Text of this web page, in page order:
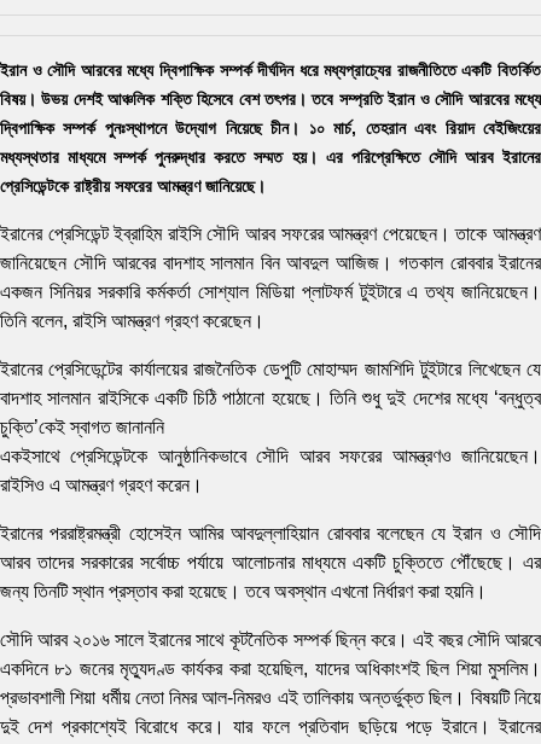
ইরান ও সৌদি আরবের মধ্যে দ্বিপাক্ষিক সম্পর্ক দীর্ঘদিন ধরে মধ্যপ্রাচ্যের রাজনীতিতে একটি বিতর্কিত
বিষয়। উভয় দেশই আঞ্চলিক শক্তি হিসেবে বেশ তৎপর। তবে সম্প্রতি ইরান ও সৌদি আরবের মধ্যে
দ্বিপাক্ষিক সম্পর্ক পুনঃস্থাপনে উদ্যোগ নিয়েছে চীন। ১০ মার্চ, তেহরান এবং রিয়াদ বেইজিংয়ের
মধ্যস্থতার মাধ্যমে সম্পর্ক পুনরুদ্ধার করতে সম্মত হয়। এর পরিপ্রেক্ষিতে সৌদি আরব ইরানের
প্রেসিডেন্টকে রাষ্ট্রীয় সফরের আমন্ত্রণ জানিয়েছে।
ইরানের প্রেসিডেন্ট ইব্রাহিম রাইসি সৌদি আরব সফরের আমন্ত্রণ পেয়েছেন। তাকে আমন্ত্রণ
জানিয়েছেন সৌদি আরবের বাদশাহ সালমান বিন আবদুল আজিজ। গতকাল রোববার ইরানের
একজন সিনিয়র সরকারি কর্মকর্তা সোশ্যাল মিডিয়া প্লাটফর্ম টুইটারে এ তথ্য জানিয়েছেন।
তিনি বলেন, রাইসি আমন্ত্রণ গ্রহণ করেছেন।
ইরানের প্রেসিডেন্টের কার্যালয়ের রাজনৈতিক ডেপুটি মোহাম্মদ জামশিদি টুইটারে লিখেছেন যে
বাদশাহ সালমান রাইসিকে একটি চিঠি পাঠানো হয়েছে। তিনি শুধু দুই দেশের মধ্যে ‘বন্ধুত্ব
চুক্তি’কেই স্বাগত জানাননি
একইসাথে প্রেসিডেন্টকে আনুষ্ঠানিকভাবে সৌদি আরব সফরের আমন্ত্রণও জানিয়েছেন।
রাইসিও এ আমন্ত্রণ গ্রহণ করেন।
ইরানের পররাষ্ট্রমন্ত্রী হোসেইন আমির আবদুল্লাহিয়ান রোববার বলেছেন যে ইরান ও সৌদি
আরব তাদের সরকারের সর্বোচ্চ পর্যায়ে আলোচনার মাধ্যমে একটি চুক্তিতে পৌঁছেছে। এর
জন্য তিনটি স্থান প্রস্তাব করা হয়েছে। তবে অবস্থান এখনো নির্ধারণ করা হয়নি।
সৌদি আরব ২০১৬ সালে ইরানের সাথে কূটনৈতিক সম্পর্ক ছিন্ন করে। এই বছর সৌদি আরবে
একদিনে ৮১ জনের মৃত্যুদণ্ড কার্যকর করা হয়েছিল, যাদের অধিকাংশই ছিল শিয়া মুসলিম।
প্রভাবশালী শিয়া ধর্মীয় নেতা নিমর আল-নিমরও এই তালিকায় অন্তর্ভুক্ত ছিল। বিষয়টি নিয়ে
দুই দেশ প্রকাশ্যেই বিরোধে করে। যার ফলে প্রতিবাদ ছড়িয়ে পড়ে ইরানে। ইরানের